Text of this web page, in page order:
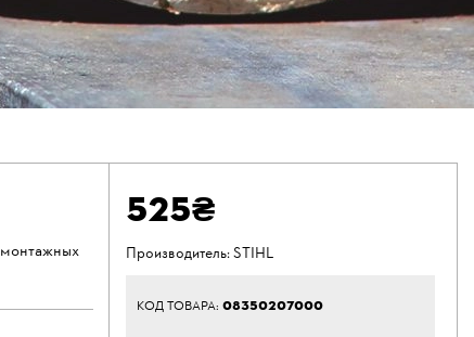
525₴
Производитель:STIHL
КОД ТОВАРА: 08350207000